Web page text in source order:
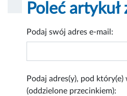
Poleć
Podaj swój adres e-mail:
Podaj adres(y), pod który(e)
(oddzielone przecinkiem):